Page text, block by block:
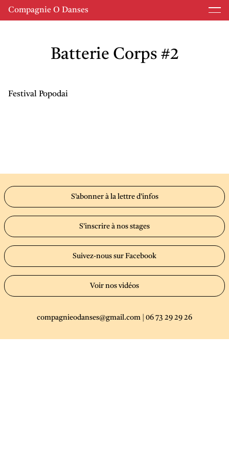
Compagnie O Danses
Batterie Corps #2
Festival Popodai
S’abonner à la lettre d’infos
S’inscrire à nos stages
Suivez-nous sur Facebook
Voir nos vidéos
compagnieodanses@gmail.com 06 73 29 29 26